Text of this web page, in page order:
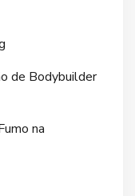
de Bodybuilder
na